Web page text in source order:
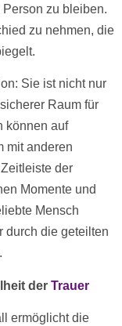
zu bleiben.
zu nehmen, die
Sie ist nicht nur
Raum für
können auf
mit anderen
Zeitleiste der
Momente und
Mensch
durch die geteilten
der Trauer
ermöglicht die